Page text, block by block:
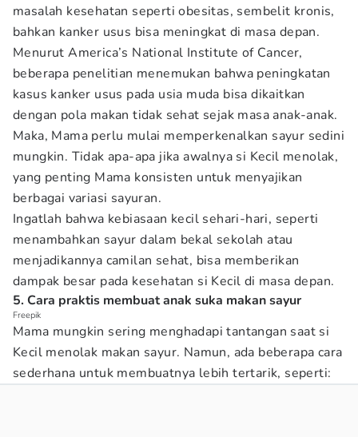
masalah kesehatan seperti obesitas, sembelit kronis,
bahkan kanker usus bisa meningkat di masa depan.
Menurut America’s National Institute of Cancer,
beberapa penelitian menemukan bahwa peningkatan
kasus kanker usus pada usia muda bisa dikaitkan
dengan pola makan tidak sehat sejak masa anak-anak.
Maka, Mama perlu mulai memperkenalkan sayur sedini
mungkin. Tidak apa-apa jika awalnya si Kecil menolak,
yang penting Mama konsisten untuk menyajikan
berbagai variasi sayuran.
Ingatlah bahwa kebiasaan kecil sehari-hari, seperti
menambahkan sayur dalam bekal sekolah atau
menjadikannya camilan sehat, bisa memberikan
dampak besar pada kesehatan si Kecil di masa depan.
5. Cara praktis membuat anak suka makan sayur
Freepik
Mama mungkin sering menghadapi tantangan saat si
Kecil menolak makan sayur. Namun, ada beberapa cara
sederhana untuk membuatnya lebih tertarik, seperti: